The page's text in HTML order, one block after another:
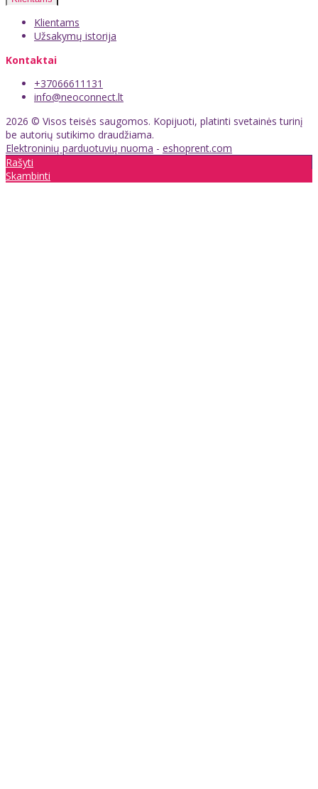
Klientams
Užsakymų istorija
Kontaktai
+37066611131
info@neoconnect.lt
2026 © Visos teisės saugomos. Kopijuoti, platinti svetainės turinį
be autorių sutikimo draudžiama.
Elektroninių parduotuvių nuoma - eshoprent.com
Rašyti
Skambinti